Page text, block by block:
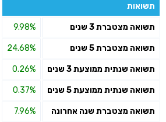
תשואות
תשואה מצטברת 3 שנים 9.98%
תשואה מצטברת 5 שנים 24.68%
תשואה שנתית ממוצעת 3 שנים 0.26%
תשואה שנתית ממוצעת 5 שנים 0.37%
תשואה מצטברת שנה אחרונה 7.96%